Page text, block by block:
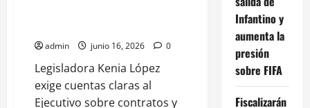
admin junio 16, 2026 0
Legisladora Kenia López
exige cuentas claras al
Ejecutivo sobre contratos y
Infantino y
aumenta la
presión
sobre FIFA
Fiscalizarán